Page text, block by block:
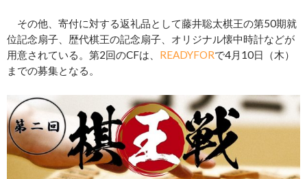
その他、寄付に対する返礼品として藤井聡太棋王の第50期就
位記念扇子、歴代棋王の記念扇子、オリジナル懐中時計などが
用意されている。第2回のCFは、 READYFORで4月10日（木）
までの募集となる。